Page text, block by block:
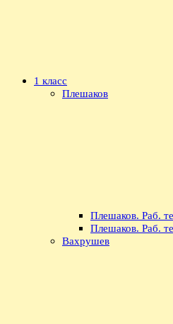
1 класс
Плешаков
Плешаков. Раб.
Плешаков. Раб.
Вахрушев